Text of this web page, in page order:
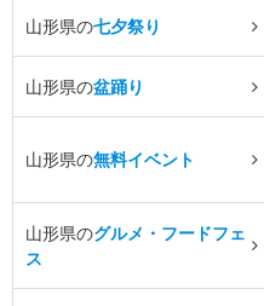
山形県の七夕祭り
山形県の盆踊り
山形県の無料イベント
山形県のグルメ・フードフェ
ス